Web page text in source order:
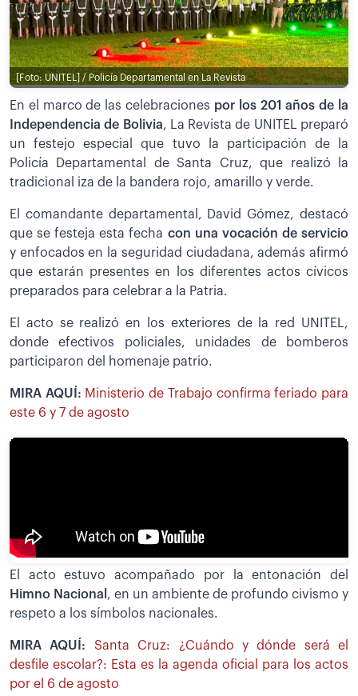
[Foto: UNITEL] / Policía Departamental en La Revista
En el marco de las celebraciones por los 201 años de la
Independencia de Bolivia, La Revista de UNITEL preparó
un festejo especial que tuvo la participación de la
Policía Departamental de Santa Cruz, que realizó la
tradicional iza de la bandera rojo, amarillo y verde.
El comandante departamental, David Gómez, destacó
que se festeja esta fecha con una vocación de servicio
y enfocados en la seguridad ciudadana, además afirmó
que estarán presentes en los diferentes actos cívicos
preparados para celebrar a la Patria.
El acto se realizó en los exteriores de la red UNITEL,
donde efectivos policiales, unidades de bomberos
participaron del homenaje patrio.
MIRA AQUÍ: Ministerio de Trabajo confirma feriado para
este 6 y 7 de agosto
El acto estuvo acompañado por la entonación del
Himno Nacional , en un ambiente de profundo civismo y
respeto a los símbolos nacionales.
MIRA AQUÍ: Santa Cruz: ¿Cuándo y dónde será el
desfile escolar?: Esta es la agenda oficial para los actos
por el 6 de agosto